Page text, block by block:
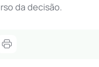
da decisão.